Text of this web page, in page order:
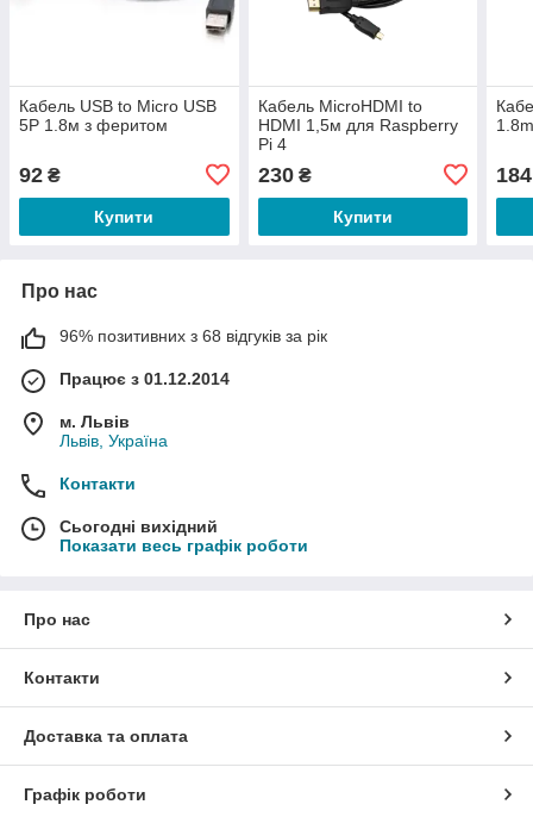
Кабель USB to Micro USB
5P 1.8м з феритом
92 ₴
Купити
Кабель MicroHDMI to
HDMI 1,5м для Raspberry
Pi 4
230₴
Купити
184
Про нас
96% позитивних з 68 відгуків за рік
Працює з 01.12.2014
м. Львів
Львів, Україна
Контакти
Сьогодні вихідний
Показати весь графік роботи
Про нас
Контакти
Доставка та оплата
Графік роботи